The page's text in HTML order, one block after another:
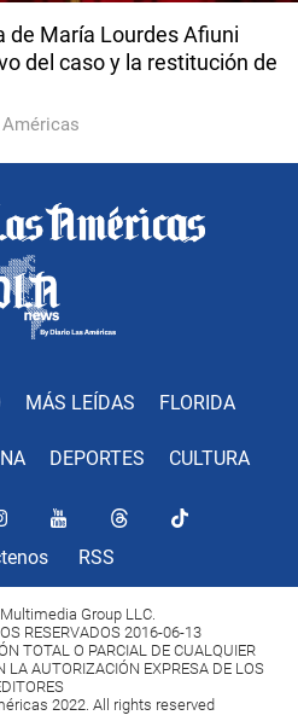
de María Lourdes Afiuni
del caso y la restitución de
Américas
MÁS LEÍDAS FLORIDA
DEPORTES CULTURA
RSS
Group LLC.
RESERVADOS 2016-06-13
TOTAL O PARCIAL DE CUALQUIER
LA AUTORIZACIÓN EXPRESA DE LOS
2022. All rights reserved